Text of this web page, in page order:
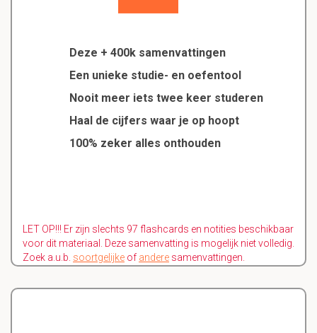
Deze + 400k samenvattingen
Een unieke studie- en oefentool
Nooit meer iets twee keer studeren
Haal de cijfers waar je op hoopt
100% zeker alles onthouden
LET OP!!! Er zijn slechts 97 flashcards en notities beschikbaar
voor dit materiaal. Deze samenvatting is mogelijk niet volledig.
Zoek a.u.b. soortgelijke of andere samenvattingen.